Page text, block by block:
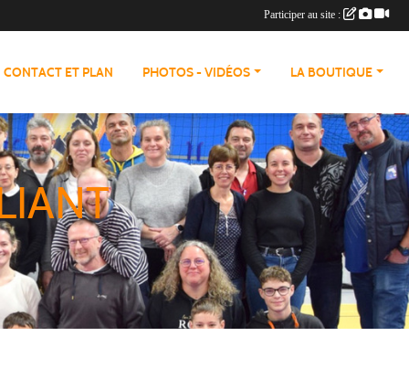
CONTACT ET PLAN PHOTOS - VIDÉOS LA BOUTIQUE
Participer au site :